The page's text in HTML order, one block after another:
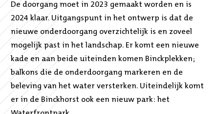
De doorgang moet in 2023 gemaakt worden en is
2024 klaar. Uitgangspunt in het ontwerp is dat de
nieuwe onderdoorgang overzichtelijk is en zoveel
mogelijk past in het landschap. Er komt een nieuwe
kade en aan beide uiteinden komen Binckplekken;
balkons die de onderdoorgang markeren en de
beleving van het water versterken. Uiteindelijk komt
er in de Binckhorst ook een nieuw park: het